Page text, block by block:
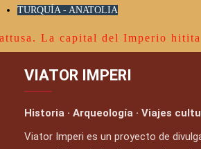
TURQUÍA - ANATOLIA
La capital del Imperio hitita
VIATOR IMPERI
Historia · Arqueología · Viajes
Viator Imperi es un proyecto de